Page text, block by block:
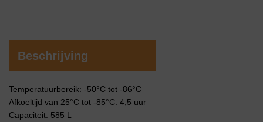
Beschrijving
Temperatuurbereik: -50°C tot -86°C
Afkoeltijd van 25°C tot -85°C: 4,5 uur
Capaciteit: 585 L